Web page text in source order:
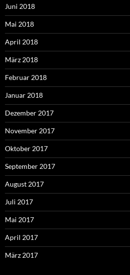
Juni 2018
Mai 2018
April 2018
März 2018
Februar 2018
Januar 2018
Dezember 2017
November 2017
Oktober 2017
September 2017
August 2017
Juli 2017
Mai 2017
April 2017
März 2017